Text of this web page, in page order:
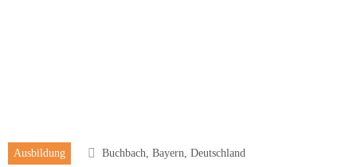
Ausbildung
Buchbach, Bayern, Deutschland